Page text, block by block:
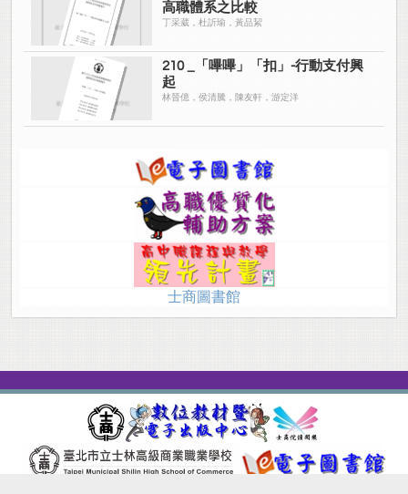
高職體系之比較
丁采葳，杜訢瑜，黃品絜
210 _「嗶嗶」「扣」-行動支付興
起
林晉億，侯清騰，陳友軒，游定洋
士商圖書館